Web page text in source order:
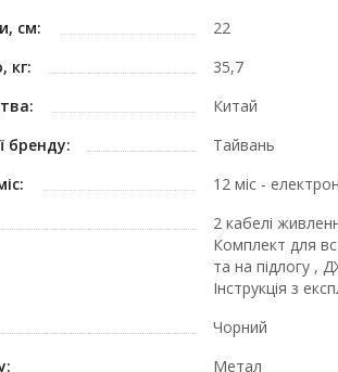
см:
22
кг:
35,7
Китай
бренду:
Тайвань
12 міс -
2 кабелі
Комплект для
та на підлогу ,
Інструкція з
Чорний
Метал